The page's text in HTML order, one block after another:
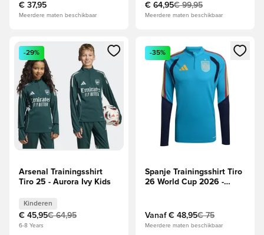
€ 37,95
Meerdere maten beschikbaar
€ 64,95€ 99,95
Meerdere maten beschikbaar
Opent een venster om in te loggen of je aan te melden als
-29%
Arsenal Trainingsshirt
Tiro 25 - Aurora Ivy Kids
Kinderen
€ 45,95€ 64,95
6-8 Years
Opent een venster om in te
-35%
Spanje Trainingsshirt Tiro
26 World Cup 2026 -
Vanaf € 48,95€ 75
Meerdere maten beschikbaar